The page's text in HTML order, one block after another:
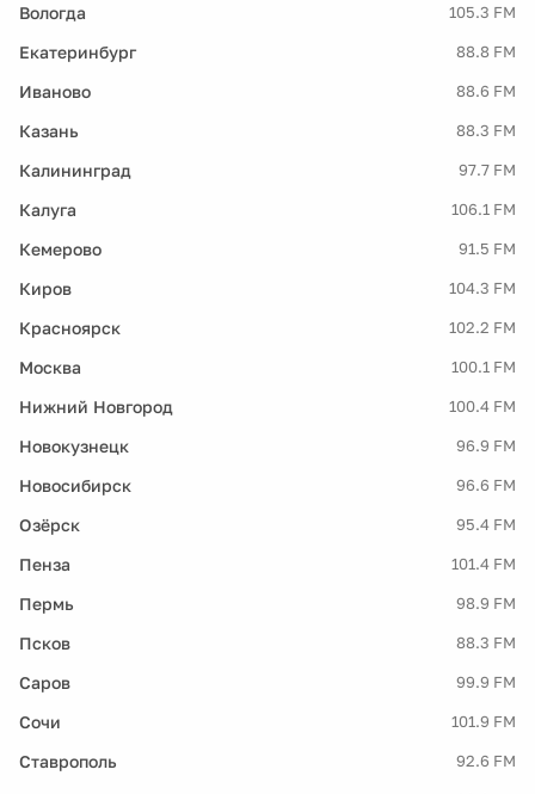
Вологда 105.3 FM
Екатеринбург 88.8 FM
Иваново 88.6 FM
Казань 88.3 FM
Калининград 97.7 FM
Калуга 106.1 FM
Кемерово 91.5 FM
Киров 104.3 FM
Красноярск 102.2 FM
Москва 100.1 FM
Нижний Новгород 100.4 FM
Новокузнецк 96.9 FM
Новосибирск 96.6 FM
Озёрск 95.4 FM
Пенза 101.4 FM
Пермь 98.9 FM
Псков 88.3 FM
Саров 99.9 FM
Сочи 101.9 FM
Ставрополь 92.6 FM